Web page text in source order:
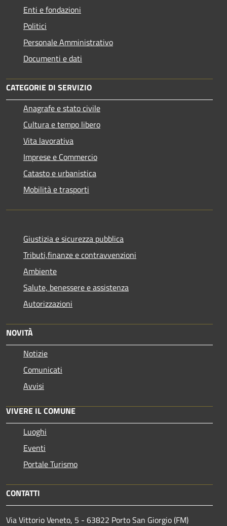
Enti e fondazioni
Politici
Personale Amministrativo
Documenti e dati
CATEGORIE DI SERVIZIO
Anagrafe e stato civile
Cultura e tempo libero
Vita lavorativa
Imprese e Commercio
Catasto e urbanistica
Mobilità e trasporti
Giustizia e sicurezza pubblica
Tributi,finanze e contravvenzioni
Ambiente
Salute, benessere e assistenza
Autorizzazioni
NOVITÀ
Notizie
Comunicati
Avvisi
VIVERE IL COMUNE
Luoghi
Eventi
Portale Turismo
CONTATTI
Via Vittorio Veneto, 5 - 63822 Porto San Giorgio (FM)